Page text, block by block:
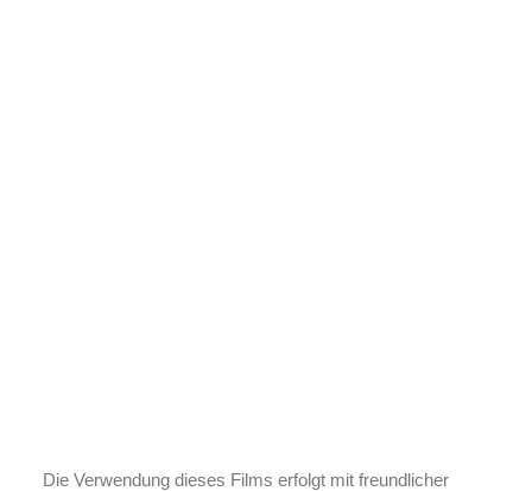
Die Verwendung dieses Films erfolgt mit freundlicher